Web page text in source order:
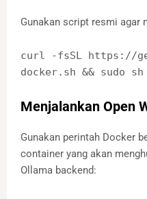
Gunakan script resmi agar
curl -fsSL https://
docker.sh && sudo
Menjalankan Open
Gunakan perintah Docker
container yang akan
Ollama backend: